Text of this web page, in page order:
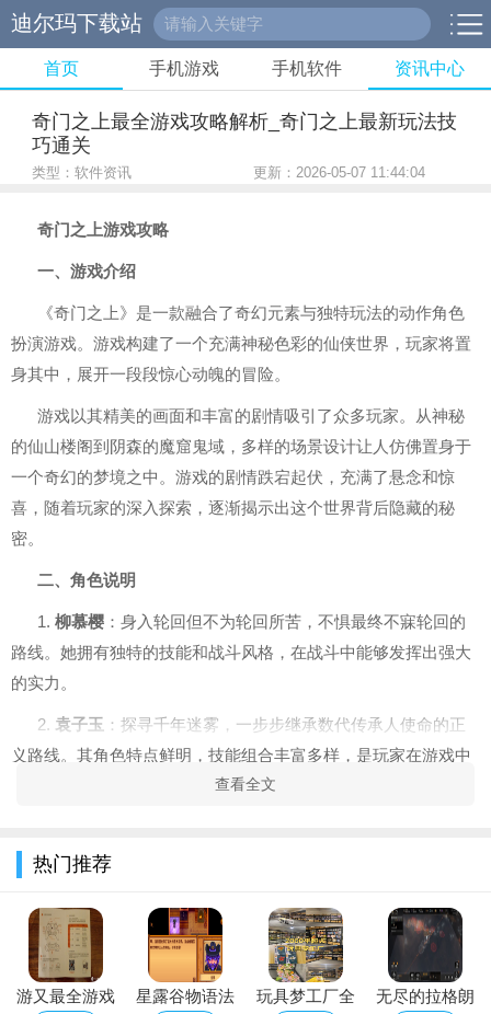
迪尔玛下载站
首页 手机游戏 手机软件 资讯中心
奇门之上最全游戏攻略解析_奇门之上最新玩法技
巧通关
类型：软件资讯 更新：2026-05-07 11:44:04
奇门之上游戏攻略
一、游戏介绍
《奇门之上》是一款融合了奇幻元素与独特玩法的动作角色
扮演游戏。游戏构建了一个充满神秘色彩的仙侠世界，玩家将置
身其中，展开一段段惊心动魄的冒险。
游戏以其精美的画面和丰富的剧情吸引了众多玩家。从神秘
的仙山楼阁到阴森的魔窟鬼域，多样的场景设计让人仿佛置身于
一个奇幻的梦境之中。游戏的剧情跌宕起伏，充满了悬念和惊
喜，随着玩家的深入探索，逐渐揭示出这个世界背后隐藏的秘
密。
二、角色说明
1. 柳慕樱 ：身入轮回但不为轮回所苦，不惧最终不寐轮回的
路线。她拥有独特的技能和战斗风格，在战斗中能够发挥出强大
的实力。
2. 袁子玉 ：探寻千年迷雾，一步步继承数代传承人使命的正
义路线。其角色特点鲜明，技能组合丰富多样，是玩家在游戏中
自身过去回忆和众生的路线。她在治疗和辅助方面有着出色的表
4.何若琳
：代表直面命运，战胜命运，最终掌握新的命运的
转机路线。她的技能具有很强的爆发力和控制能力。
5.侯淑彦：代表人之道是自我意志的成长，一个寻找勇气与
查看全文
热门推荐
游又最全游戏
星露谷物语法
玩具梦工厂全
无尽的拉格朗